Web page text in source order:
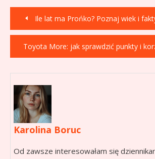
Nawigacja
wpisu
Ile lat ma Prońko? Poznaj wiek i
Karolina Boruc
Od zawsze interesowałam się